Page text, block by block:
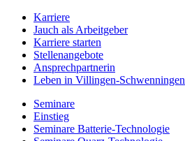
Karriere
Jauch als Arbeitgeber
Karriere starten
Stellenangebote
Ansprechpartnerin
Leben in Villingen-Schwenningen
Seminare
Einstieg
Seminare Batterie-Technologie